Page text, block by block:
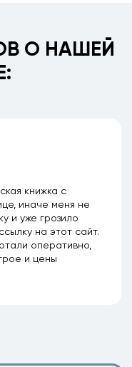
О НАШЕЙ
книжка с
иначе меня не
и уже грозило
на этот сайт.
оперативно,
и цены